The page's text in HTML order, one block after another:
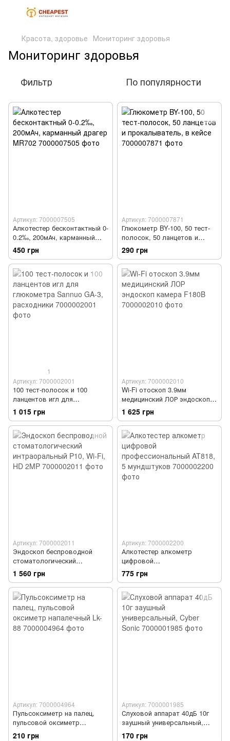
Красота, здоровье Мониторинг здоровья
Мониторинг здоровья
Фильтр По популярности
Артикул: 7000007505
Алкотестер бесконтактный 0-
0.2‰, 200мАч, карманный
драгер MR702
450 грн
Артикул: 7000007871
Глюкометр BY-100, 50 тест-
полосок, 50 ланцетов и
прокалыватель, в кейсе
290 грн
1
Артикул: 7000002001
100 тест-полосок и 100
ланцентов игл для
глюкометра Sannuo GA-3,
расходники
1 015 грн
Артикул: 7000002010
Wi-Fi отоскоп 3.9мм
медицинский ЛОР эндоскоп
камера F180B
1 625 грн
Артикул: 7000002011
Эндоскоп беспроводной
стоматологический
интраоральный P10, Wi-Fi,
HD 2MP
1 560 грн
Артикул: 7000002200
Алкотестер алкометр
цифровой
профессиональный AT818, 5
мундштуков
775 грн
Артикул: 7000004964
Пульсоксиметр на палец,
пульсовой оксиметр
напалечный Lk-88
210 грн
Артикул: 7000001985
Слуховой аппарат 40дБ 10г
заушный универсальный,
Cyber Sonic
170 грн